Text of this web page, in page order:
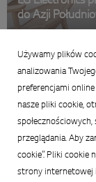
do Azji
Podsumowanie:
Używamy plików
analizowania
preferencjami
nasze pliki cookie,
przeglądania. Aby
cookie”. Pliki cookie
strony internetowej